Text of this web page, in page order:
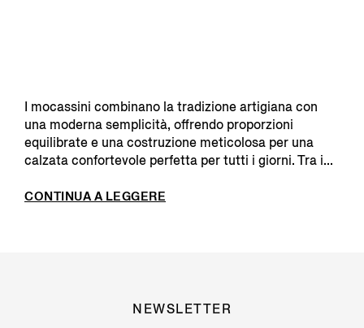
I mocassini combinano la tradizione artigiana con
una moderna semplicità, offrendo proporzioni
equilibrate e una costruzione meticolosa per una
calzata confortevole perfetta per tutti i giorni. Tra i...
CONTINUA A LEGGERE
NEWSLETTER